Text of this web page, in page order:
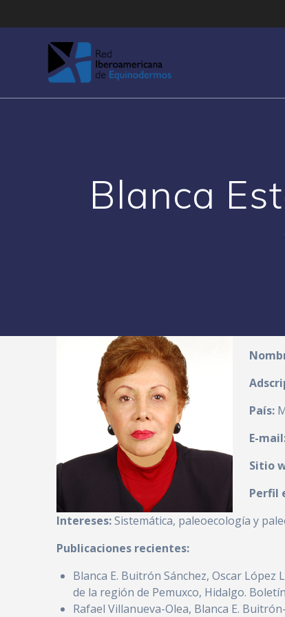
al
contenido
Blanca
País:
E-
Sitio
Perfil
Intereses:Sistemática, paleoecología y
Publicaciones recientes:
Blanca E. Buitrón Sánchez, Oscar
de la región de Pemuxco, Hidalgo.
Rafael Villanueva-Olea, Blanca E.